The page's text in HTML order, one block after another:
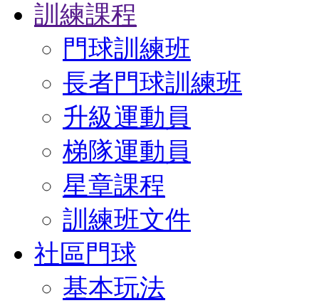
訓練課程
門球訓練班
長者門球訓練班
升級運動員
梯隊運動員
星章課程
訓練班文件
社區門球
基本玩法